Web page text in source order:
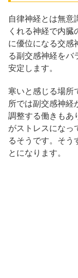
自律神経とは無意
くれる神経で内
に優位になる交感
る副交感神経をバ
安定します。
寒いと感じる場所
所では副交感神経
調整する働きもあ
がストレスになっ
るそうです。そう
とになります。